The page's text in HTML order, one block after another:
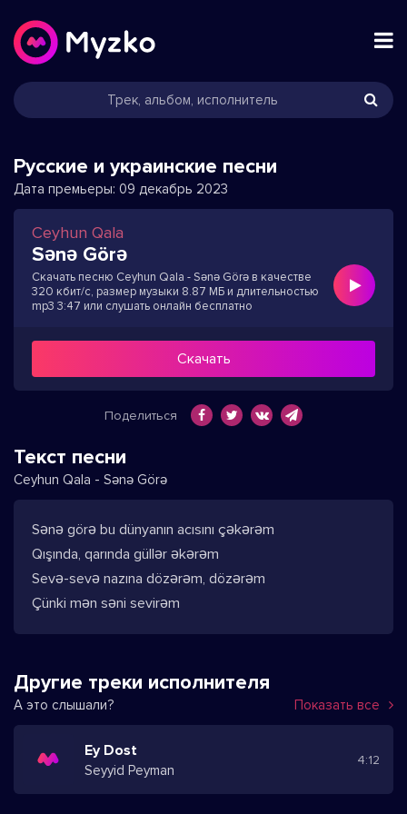
Русские и украинские песни
Дата премьеры: 09 декабрь 2023
Ceyhun Qala
Sənə Görə
Скачать песню Ceyhun Qala - Sənə Görə в качестве
320 кбит/с, размер музыки 8.87 МБ и длительностью
mp3 3:47 или слушать онлайн бесплатно
Скачать
Поделиться
Текст песни
Ceyhun Qala - Sənə Görə
Sənə görə bu dünyanın acısını çəkərəm
Qışında, qarında güllər əkərəm
Sevə-sevə nazına dözərəm, dözərəm
Çünki mən səni sevirəm
Другие треки исполнителя
А это слышали? Показать все
Ey Dost
Seyyid Peyman
4:12